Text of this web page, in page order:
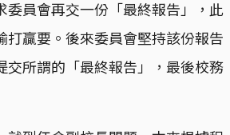
委員會再交一份「最終報告」，此
打贏要。後來委員會堅持該份報告
交所謂的「最終報告」，最後校務